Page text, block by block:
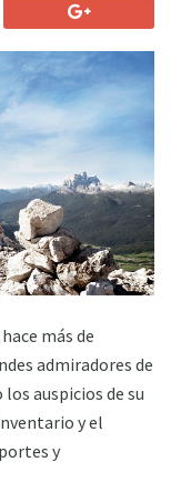
más de
admiradores de
auspicios de su
y el
y